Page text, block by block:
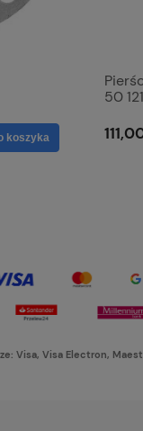
koszyka
50
Visa, Visa Electron,